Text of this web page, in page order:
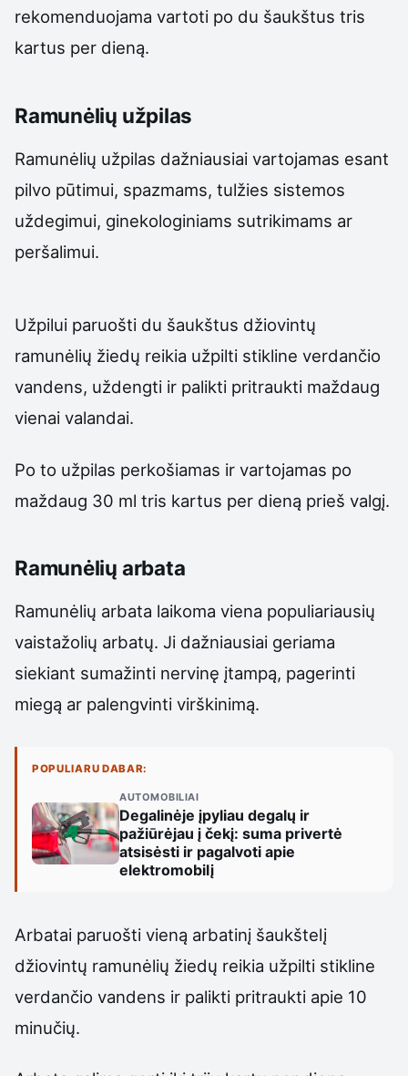
rekomenduojama vartoti po du šaukštus tris
kartus per dieną.
Ramunėlių užpilas
Ramunėlių užpilas dažniausiai vartojamas esant
pilvo pūtimui, spazmams, tulžies sistemos
uždegimui, ginekologiniams sutrikimams ar
peršalimui.
Užpilui paruošti du šaukštus džiovintų
ramunėlių žiedų reikia užpilti stikline verdančio
vandens, uždengti ir palikti pritraukti maždaug
vienai valandai.
Po to užpilas perkošiamas ir vartojamas po
maždaug 30 ml tris kartus per dieną prieš valgį.
Ramunėlių arbata
Ramunėlių arbata laikoma viena populiariausių
vaistažolių arbatų. Ji dažniausiai geriama
siekiant sumažinti nervinę įtampą, pagerinti
miegą ar palengvinti virškinimą.
POPULIARU DABAR:
AUTOMOBILIAI
Degalinėje įpyliau degalų ir
pažiūrėjau į čekį: suma privertė
atsisėsti ir pagalvoti apie
elektromobilį
Arbatai paruošti vieną arbatinį šaukštelį
džiovintų ramunėlių žiedų reikia užpilti stikline
verdančio vandens ir palikti pritraukti apie 10
minučių.